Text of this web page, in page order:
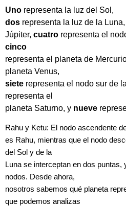
Uno representa la luz del Sol,
dos representa la luz de la Luna,
Júpiter, cuatro representa el
cinco
representa el planeta de
planeta Venus,
siete representa el nodo sur de
representa el
planeta Saturno, y nueve
Rahu y Ketu: El nodo ascendente
es Rahu, mientras que el nodo
del Sol y de la
Luna se interceptan en dos
nodos. Desde ahora,
nosotros sabemos qué planeta
que podemos analizas